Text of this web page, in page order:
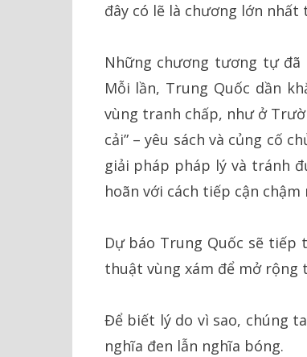
đây có lẽ là chương lớn
Những chương tương tự đã
Mỗi lần, Trung Quốc dần
vùng tranh chấp, như ở
cải” – yêu sách và củng cố
giải pháp pháp lý và tránh
hoãn với cách tiếp cận chậm
Dự báo Trung Quốc sẽ
thuật vùng xám để mở rộng
Để biết lý do vì sao, chúng
nghĩa đen lẫn nghĩa bóng.